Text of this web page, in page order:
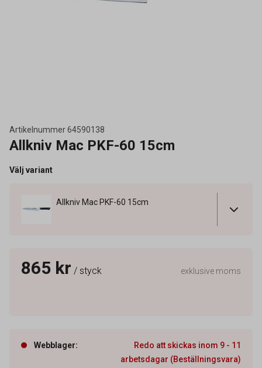
Artikelnummer64590138
Allkniv Mac PKF-60 15cm
Välj variant
Allkniv Mac PKF-60 15cm
865 kr / styck exklusive moms
Webblager:
Redo att skickas inom 9 - 11
arbetsdagar (Beställningsvara)